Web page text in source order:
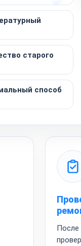
старого
способ
После